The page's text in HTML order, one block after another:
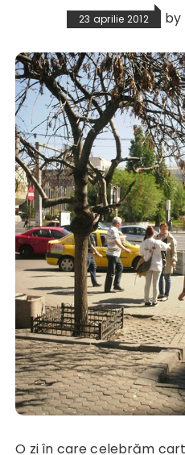
23 aprilie 2012 by
O zi în care celebrăm cartea și lectura, o zi în care